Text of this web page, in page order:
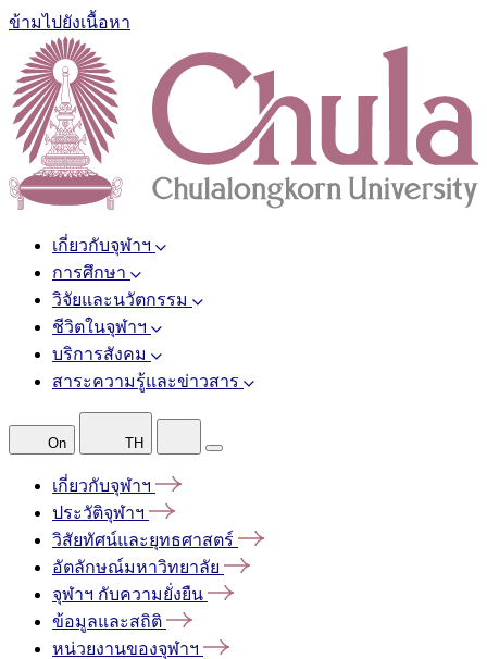
ข้ามไปยังเนื้อหา
เกี่ยวกับจุฬาฯ
การศึกษา
วิจัยและนวัตกรรม
ชีวิตในจุฬาฯ
บริการสังคม
สาระความรู้และข่าวสาร
On TH
เกี่ยวกับจุฬาฯ
ประวัติจุฬาฯ
วิสัยทัศน์และยุทธศาสตร์
อัตลักษณ์มหาวิทยาลัย
จุฬาฯ กับความยั่งยืน
ข้อมูลและสถิติ
หน่วยงานของจุฬาฯ